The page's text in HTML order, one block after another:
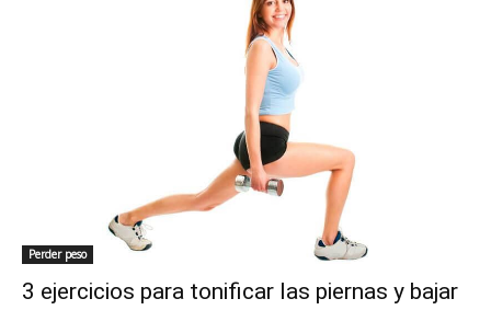
Perder peso
3 ejercicios para tonificar las piernas y bajar